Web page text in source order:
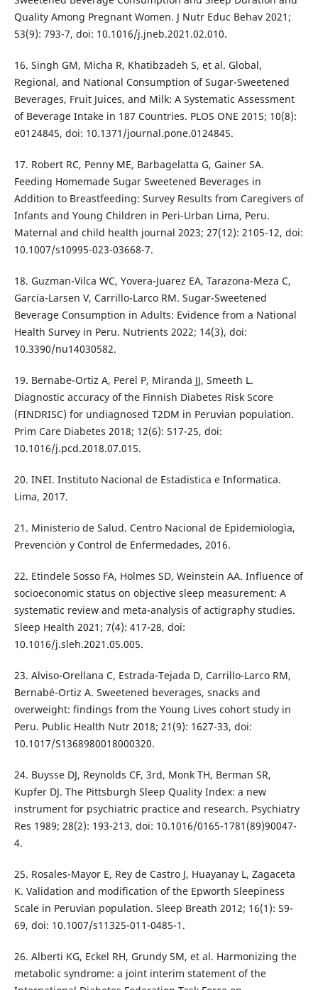
Quality Among Pregnant Women. J Nutr Educ Behav 2021;
53(9): 793-7, doi: 10.1016/j.jneb.2021.02.010.
16. Singh GM, Micha R, Khatibzadeh S, et al. Global,
Regional, and National Consumption of Sugar-Sweetened
Beverages, Fruit Juices, and Milk: A Systematic Assessment
of Beverage Intake in 187 Countries. PLOS ONE 2015; 10(8):
e0124845, doi: 10.1371/journal.pone.0124845.
17. Robert RC, Penny ME, Barbagelatta G, Gainer SA.
Feeding Homemade Sugar Sweetened Beverages in
Addition to Breastfeeding: Survey Results from Caregivers of
Infants and Young Children in Peri-Urban Lima, Peru.
Maternal and child health journal 2023; 27(12): 2105-12, doi:
10.1007/s10995-023-03668-7.
18. Guzman-Vilca WC, Yovera-Juarez EA, Tarazona-Meza C,
García-Larsen V, Carrillo-Larco RM. Sugar-Sweetened
Beverage Consumption in Adults: Evidence from a National
Health Survey in Peru. Nutrients 2022; 14(3), doi:
10.3390/nu14030582.
19. Bernabe-Ortiz A, Perel P, Miranda JJ, Smeeth L.
Diagnostic accuracy of the Finnish Diabetes Risk Score
(FINDRISC) for undiagnosed T2DM in Peruvian population.
Prim Care Diabetes 2018; 12(6): 517-25, doi:
10.1016/j.pcd.2018.07.015.
20. INEI. Instituto Nacional de Estadistica e Informatica.
Lima, 2017.
21. Ministerio de Salud. Centro Nacional de Epidemiologìa,
Prevenciòn y Control de Enfermedades, 2016.
22. Etindele Sosso FA, Holmes SD, Weinstein AA. Influence of
socioeconomic status on objective sleep measurement: A
systematic review and meta-analysis of actigraphy studies.
Sleep Health 2021; 7(4): 417-28, doi:
10.1016/j.sleh.2021.05.005.
23. Alviso-Orellana C, Estrada-Tejada D, Carrillo-Larco RM,
Bernabé-Ortiz A. Sweetened beverages, snacks and
overweight: findings from the Young Lives cohort study in
Peru. Public Health Nutr 2018; 21(9): 1627-33, doi:
10.1017/S1368980018000320.
24. Buysse DJ, Reynolds CF, 3rd, Monk TH, Berman SR,
Kupfer DJ. The Pittsburgh Sleep Quality Index: a new
instrument for psychiatric practice and research. Psychiatry
Res 1989; 28(2): 193-213, doi: 10.1016/0165-1781(89)90047-
4.
25. Rosales-Mayor E, Rey de Castro J, Huayanay L, Zagaceta
K. Validation and modification of the Epworth Sleepiness
Scale in Peruvian population. Sleep Breath 2012; 16(1): 59-
69, doi: 10.1007/s11325-011-0485-1.
26. Alberti KG, Eckel RH, Grundy SM, et al. Harmonizing the
metabolic syndrome: a joint interim statement of the